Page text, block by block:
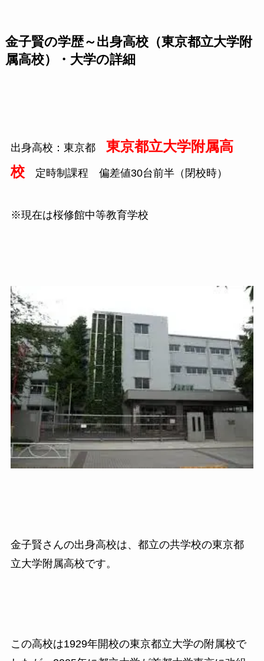
金子賢の学歴～出身高校（東京都立大学附
属高校）・大学の詳細
出身高校：東京都 東京都立大学附属高
校定時制課程 偏差値30台前半（閉校時）
※現在は桜修館中等教育学校
金子賢さんの出身高校は、都立の共学校の東京都
立大学附属高校です。
この高校は1929年開校の東京都立大学の附属校で